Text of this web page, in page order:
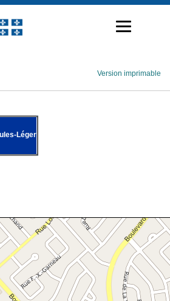
Version imprimable
Léger